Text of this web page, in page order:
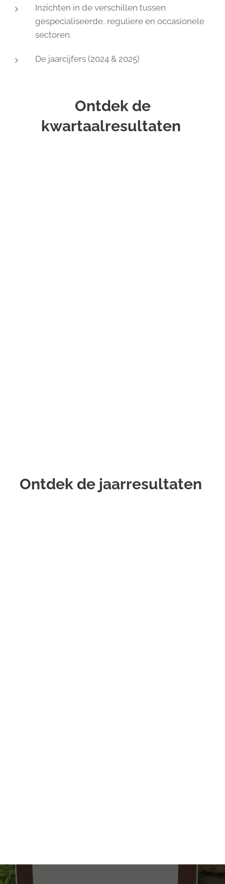
Inzichten in de verschillen tussen
gespecialiseerde, reguliere en occasionele
sectoren.
De jaarcijfers (2024 & 2025)
Ontdek de
kwartaalresultaten
Ontdek de jaarresultaten